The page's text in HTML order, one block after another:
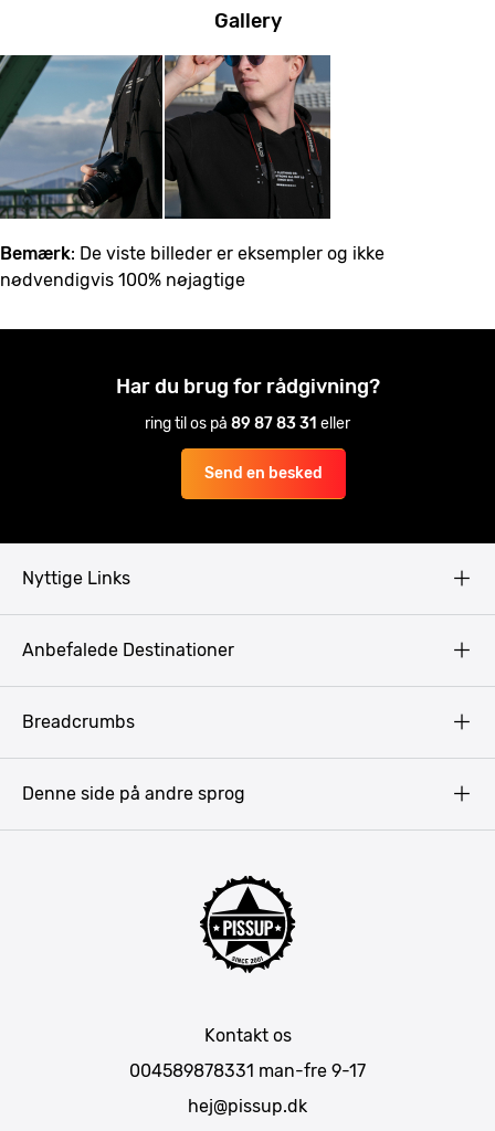
Gallery
Bemærk: De viste billeder er eksempler og ikke
nødvendigvis 100% nøjagtige
Har du brug for rådgivning?
ring til os på 89 87 83 31 eller
Send en besked
Nyttige Links
Anbefalede Destinationer
Breadcrumbs
Kontakt os
004589878331 man-fre 9-17
hej@pissup.dk
Denne side på andre sprog